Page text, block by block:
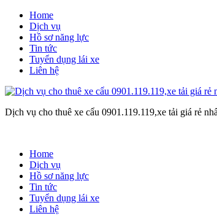
Home
Dịch vụ
Hồ sơ năng lực
Tin tức
Tuyển dụng lái xe
Liên hệ
Dịch vụ cho thuê xe cẩu 0901.119.119,xe tải giá rẻ
Home
Dịch vụ
Hồ sơ năng lực
Tin tức
Tuyển dụng lái xe
Liên hệ